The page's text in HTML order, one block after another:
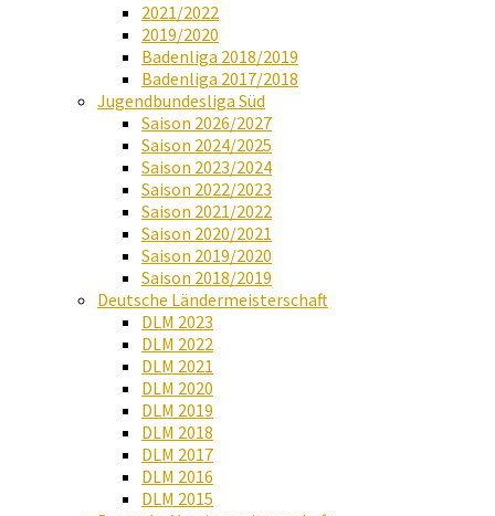
2021/2022
2019/2020
Badenliga 2018/2019
Badenliga 2017/2018
Jugendbundesliga Süd
Saison 2026/2027
Saison 2024/2025
Saison 2023/2024
Saison 2022/2023
Saison 2021/2022
Saison 2020/2021
Saison 2019/2020
Saison 2018/2019
Deutsche Ländermeisterschaft
DLM 2023
DLM 2022
DLM 2021
DLM 2020
DLM 2019
DLM 2018
DLM 2017
DLM 2016
DLM 2015